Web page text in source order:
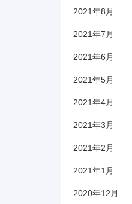
2021年8月
2021年7月
2021年6月
2021年5月
2021年4月
2021年3月
2021年2月
2021年1月
2020年12月